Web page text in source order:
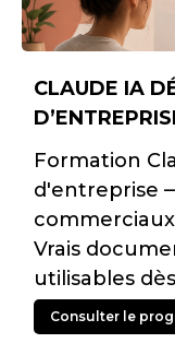
CLAUDE IA
Formation
d'entreprise
Vrais
utilisables
Consulter le